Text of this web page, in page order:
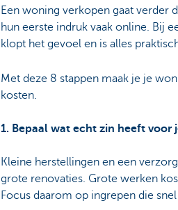
Een woning verkopen gaat verder
hun eerste indruk vaak online. Bij
klopt het gevoel en is alles
Met deze 8 stappen maak je je
kosten.
1. Bepaal wat echt zin heeft voor
Kleine herstellingen en een
grote renovaties. Grote werken
Focus daarom op ingrepen die